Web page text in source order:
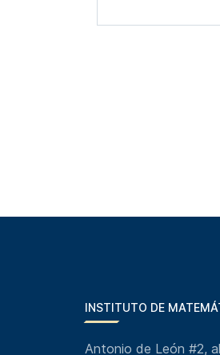
INSTITUTO DE
Antonio de León #2,